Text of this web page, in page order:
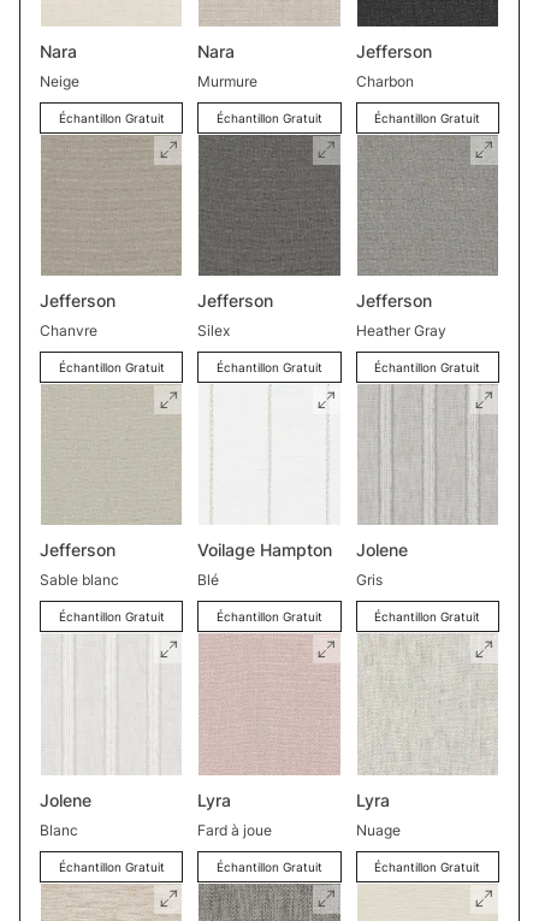
Nara
Neige
Échantillon Gratuit
Nara
Murmure
Échantillon Gratuit
Jefferson
Charbon
Échantillon Gratuit
Jefferson
Chanvre
Échantillon Gratuit
Jefferson
Silex
Échantillon Gratuit
Jefferson
Heather Gray
Échantillon Gratuit
Jefferson
Sable blanc
Échantillon Gratuit
Voilage Hampton
Blé
Échantillon Gratuit
Jolene
Gris
Échantillon Gratuit
Jolene
Blanc
Échantillon Gratuit
Lyra
Fard à joue
Échantillon Gratuit
Lyra
Nuage
Échantillon Gratuit